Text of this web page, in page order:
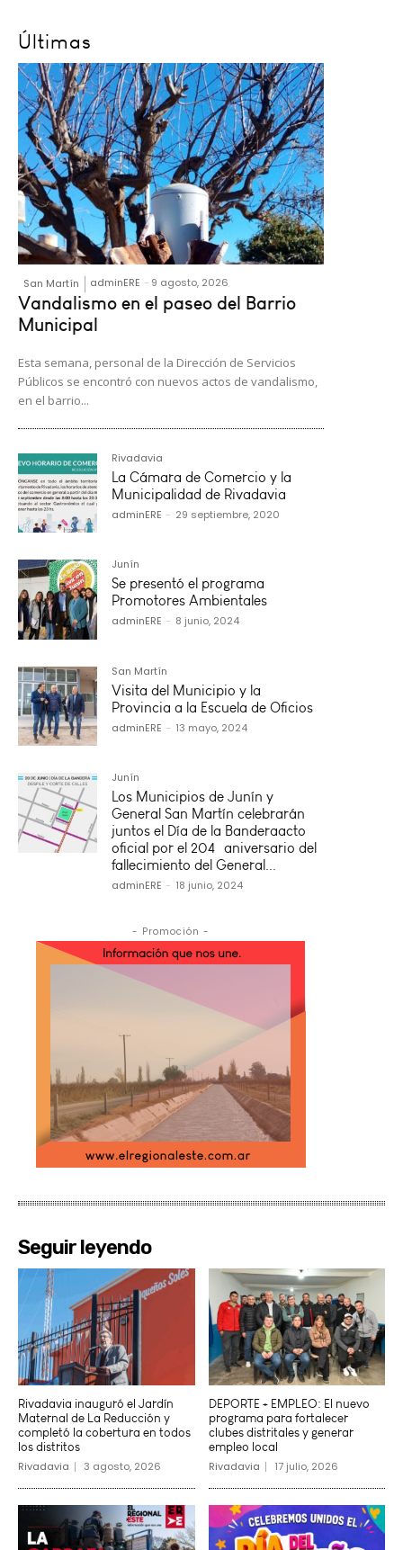
Últimas
San Martín adminERE - 9 agosto, 2026
Vandalismo en el paseo del Barrio
Municipal
Esta semana, personal de la Dirección de Servicios
Públicos se encontró con nuevos actos de vandalismo,
en el barrio...
Rivadavia
La Cámara de Comercio y la
Municipalidad de Rivadavia
adminERE - 29 septiembre, 2020
Junín
Se presentó el programa
Promotores Ambientales
adminERE - 8 junio, 2024
San Martín
Visita del Municipio y la
Provincia a la Escuela de Oficios
adminERE - 13 mayo, 2024
Junín
Los Municipios de Junín y
General San Martín celebrarán
juntos el Día de la Banderaacto
oficial por el 204º aniversario del
fallecimiento del General...
adminERE - 18 junio, 2024
- Promoción -
Seguir leyendo
Rivadavia inauguró el Jardín
Maternal de La Reducción y
completó la cobertura en todos
los distritos
Rivadavia 3 agosto, 2026
DEPORTE + EMPLEO: El nuevo
programa para fortalecer
clubes distritales y generar
empleo local
Rivadavia 17 julio, 2026